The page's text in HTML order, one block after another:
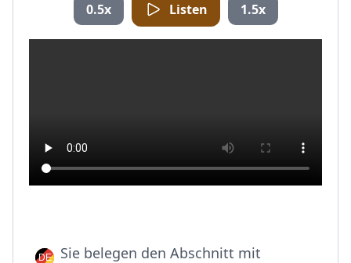
0.5x Listen 1.5x
Sie belegen den Abschnitt mit